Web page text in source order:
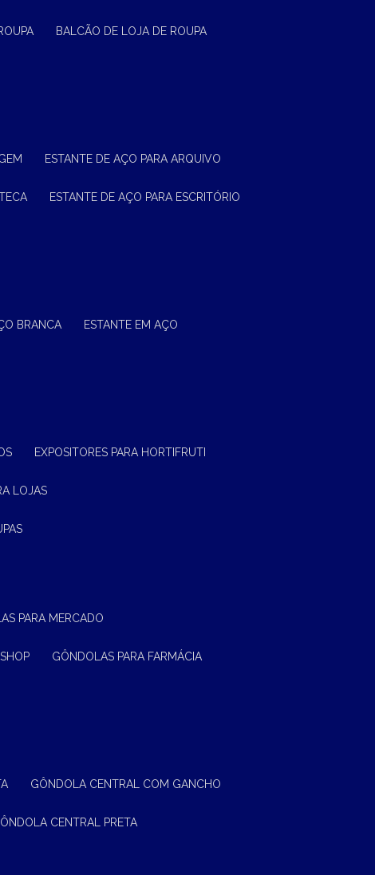
BALCÃO DE LOJA DE ROUPA
ESTANTE DE AÇO PARA ARQUIVO
ESTANTE DE AÇO PARA ESCRITÓRIO
BRANCA ESTANTE EM AÇO
EXPOSITORES PARA HORTIFRUTI
LOJAS
PARA MERCADO
GÔNDOLAS PARA FARMÁCIA
GÔNDOLA CENTRAL COM GANCHO
GÔNDOLA CENTRAL PRETA